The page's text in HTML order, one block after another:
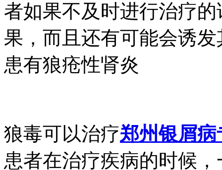
者如果不及时进行治疗
果，而且还有可能会诱
患有狼疮性肾炎
狼毒可以治疗郑州银屑
患者在治疗疾病的时候